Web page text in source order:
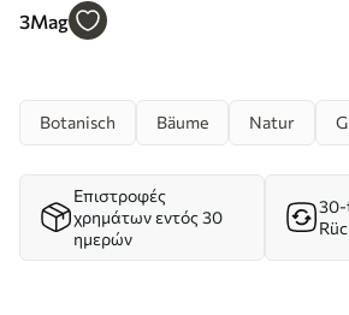
hellem Untergrund Nr. a00775
3Mag
Botanisch Bäume Natur
Επιστροφές
χρημάτων εντός 30
ημερών
30-